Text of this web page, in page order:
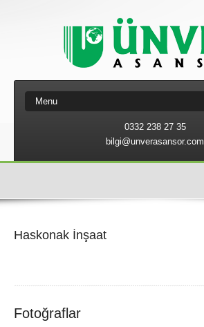
0332 238 27 35
bilgi@unverasansor.com
Haskonak İnşaat
Fotoğraflar